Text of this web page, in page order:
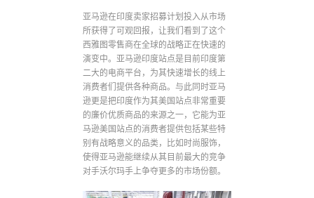
亚马逊在印度卖家招募计划投入从市场
所获得了可观回报，让我们看到了这个
西雅图零售商在全球的战略正在快速的
演变中。亚马逊印度站点是目前印度第
二大的电商平台，为其快速增长的线上
消费者们提供各种商品。与此同时亚马
逊更是把印度作为其美国站点非常重要
的廉价优质商品的来源之一，它能为亚
马逊美国站点的消费者提供包括某些特
别有战略意义的品类，比如时尚服饰，
使得亚马逊能继续从其目前最大的竞争
对手沃尔玛手上争夺更多的市场份额。